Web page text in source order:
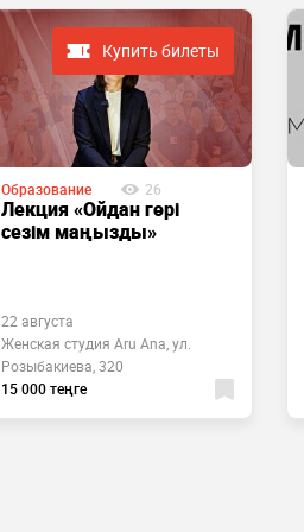
Купить билеты
Образование 26
Лекция «Ойдан гөрі
сезім маңызды»
22 августа
Женская студия Aru Ana, ул.
Розыбакиева, 320
15 000 теңге